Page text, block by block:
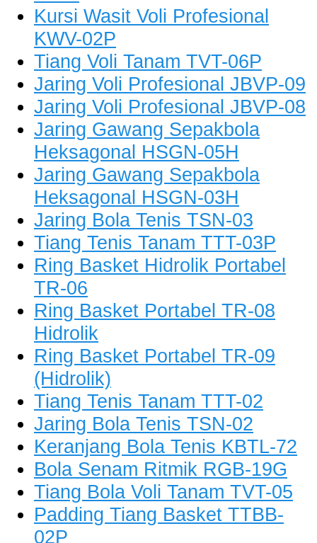
Kursi Wasit Voli Profesional
KWV-02P
Tiang Voli Tanam TVT-06P
Jaring Voli Profesional JBVP-09
Jaring Voli Profesional JBVP-08
Jaring Gawang Sepakbola
Heksagonal HSGN-05H
Jaring Gawang Sepakbola
Heksagonal HSGN-03H
Jaring Bola Tenis TSN-03
Tiang Tenis Tanam TTT-03P
Ring Basket Hidrolik Portabel
TR-06
Ring Basket Portabel TR-08
Hidrolik
Ring Basket Portabel TR-09
(Hidrolik)
Tiang Tenis Tanam TTT-02
Jaring Bola Tenis TSN-02
Keranjang Bola Tenis KBTL-72
Bola Senam Ritmik RGB-19G
Tiang Bola Voli Tanam TVT-05
Padding Tiang Basket TTBB-
02P